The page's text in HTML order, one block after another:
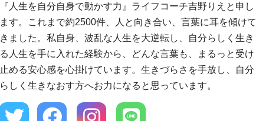
『人生を自分自身で動かす力』ライフコーチ吉野りえと申し
ます。これまで約2500件、人と向き合い、言葉に耳を傾けて
きました。私自身、波乱な人生を大逆転し、自分らしく生き
る人生を手に入れた経験から、どんな言葉も、まるっと受け
止める安心感を心掛けています。生きづらさを手放し、自分
らしく生きなおす方へお力になると思っています。